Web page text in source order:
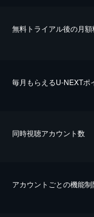
無料トライアル後の⽉額
毎⽉もらえるU-NEXTポ
同時視聴アカウント数
アカウントごとの機能制